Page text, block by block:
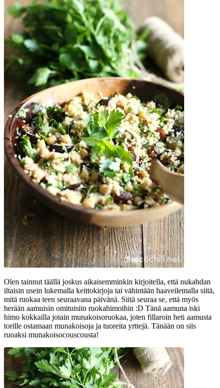
Olen tainnut täällä joskus aikaisemminkin kirjoitella, että nukahdan
iltaisin usein lukemalla keittokirjoja tai vähintään haaveilemalla siitä,
mitä ruokaa teen seuraavana päivänä. Siitä seuraa se, että myös
herään aamuisin omituisiin ruokahimoihin :D Tänä aamuna iski
himo kokkailla jotain munakoisoruokaa, joten fillaroin heti aamusta
torille ostamaan munakoisoja ja tuoreita yrttejä. Tänään on siis
ruoaksi munakoisocouscousta!